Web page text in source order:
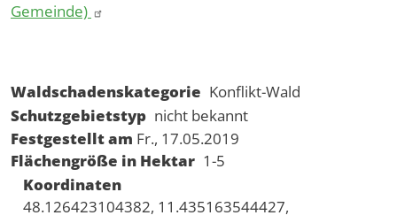
Gemeinde)
Waldschadenskategorie Konflikt-Wald
Schutzgebietstyp nicht bekannt
Festgestellt am Fr., 17.05.2019
Flächengröße in Hektar 1-5
Koordinaten
48.126423104382, 11.435163544427,